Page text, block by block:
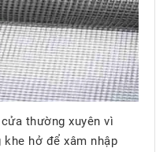
thường xuyên vì
hở để xâm nhập